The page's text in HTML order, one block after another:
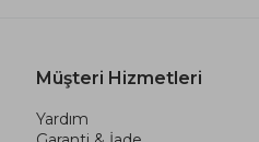
Müşteri Hizmetleri
Yardım